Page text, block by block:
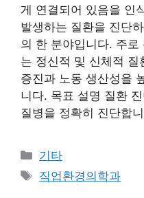
게 연결되어 있음을 인
발생하는 질환을 진단
의 한 분야입니다. 주로
는 정신적 및 신체적
증진과 노동 생산성을
니다. 목표 설명 질환
질병을 정확히 진단합
Categories
기타
Tags
직업환경의학과